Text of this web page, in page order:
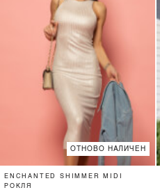
ОТНОВО НАЛИЧЕН
ENCHANTED SHIMMER MIDI
РОКЛЯ